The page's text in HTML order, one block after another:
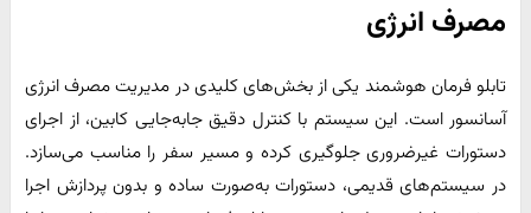
مصرف انرژی
تابلو فرمان هوشمند یکی از بخش‌های کلیدی در مدیریت مصرف انرژی
آسانسور است. این سیستم با کنترل دقیق جابه‌جایی کابین، از اجرای
دستورات غیرضروری جلوگیری کرده و مسیر سفر را مناسب می‌سازد.
در سیستم‌های قدیمی، دستورات به‌صورت ساده و بدون پردازش اجرا